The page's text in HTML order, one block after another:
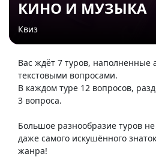
КИНО И МУЗЫКА
Квиз
Вас ждёт 7 туров, наполненные
текстовыми вопросами.
В каждом туре 12 вопросов,
3 вопроса.
Большое разнообразие туров
даже самого искушённого
жанра!